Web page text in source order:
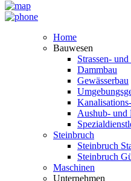
Home
Bauwesen
Strassen-
Dammbau
Gewässerbau
Aushub- und
Steinbruch
Steinbruch
Steinbruch
Maschinen
Unternehmen